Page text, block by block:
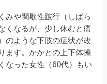
みや間歇性跛行（しばら
くなるが、少し休むと痛
のような下肢の症状が改
ます。かかとの上下体操
なった女性（60代）もい